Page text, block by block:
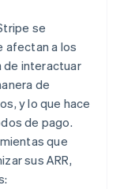
se
afectan a los
de interactuar
de
y lo que hace
de pago.
que
sus ARR,